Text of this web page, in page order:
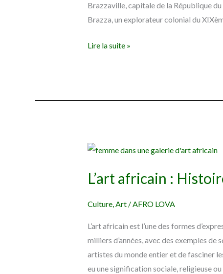
Brazzaville, capitale de la République
Brazza, un explorateur colonial du
Lire la suite »
L’art africain :
Culture,Art/AFRO LOVA
L’art africain est l’une des formes
milliers d’années, avec des exemples
artistes du monde entier et de fasciner
eu une signification sociale, religieuse
L’art
Culture